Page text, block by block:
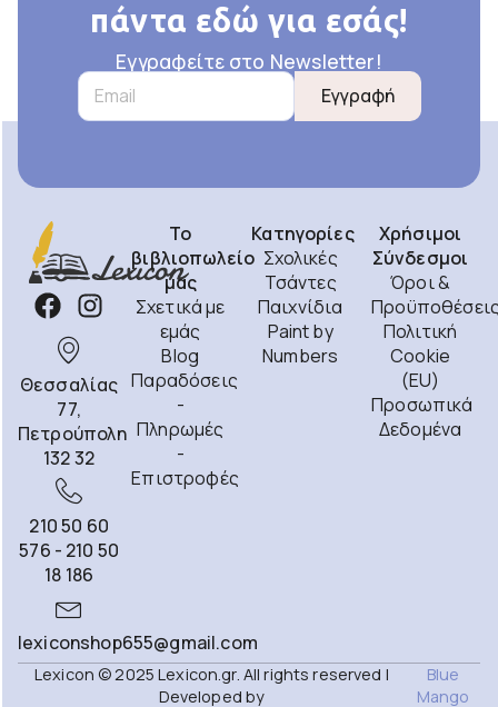
πάντα εδώ για εσάς!
Εγγραφείτε στο Newsletter!
Εγγραφή
Θεσσαλίας
77,
Πετρούπολη
132 32
210 50 60
576 - 210 50
18 186
lexiconshop655@gmail.com
Το
βιβλιοπωλείο
μας
Σχετικά με
εμάς
Blog
Παραδόσεις
-
Πληρωμές
-
Επιστροφές
Κατηγορίες
Σχολικές
Τσάντες
Παιχνίδια
Paint by
Numbers
Χρήσιμοι
Σύνδεσμοι
Όροι &
Πολιτική
Cookie
(EU)
Προσωπικά
Δεδομένα
Lexicon © 2025 Lexicon.gr. All rights reserved |
Developed by
Blue
Mango